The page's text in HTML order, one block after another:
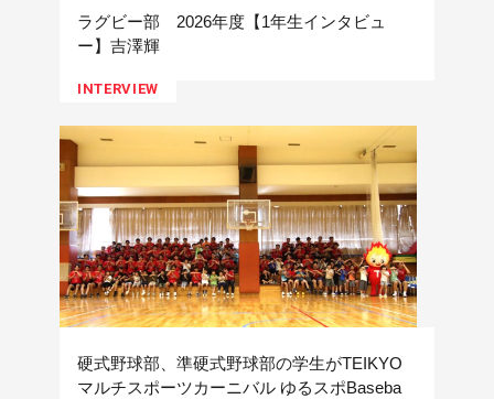
ラグビー部 2026年度【1年生インタビュ
ー】吉澤輝
INTERVIEW
硬式野球部、準硬式野球部の学生がTEIKYO
マルチスポーツカーニバル ゆるスポBaseba